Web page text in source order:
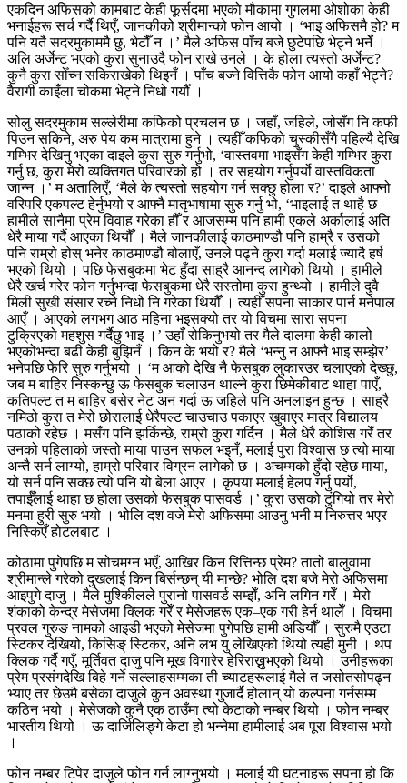
एकदिन अफिसको कामबाट केही फूर्सदमा भएको मौकामा गुगलमा ओशोका केही
भनाईहरू सर्च गर्दै थिएँ, जानकीको श्रीमान्को फोन आयो । ‘भाइ अफिसमै हो? म
पनि यतै सदरमुकाममै छु, भेटौँ न ।’ मैले अफिस पाँच बजे छुटेपछि भेट्ने भनेँ ।
अलि अर्जेन्ट भएको कुरा सुनाउदै फोन राखे उनले । के होला त्यस्तो अर्जेन्ट?
कुनै कुरा सोँच्न सकिराखेको थिइनँ । पाँच बज्ने वित्तिकै फोन आयो कहाँ भेट्ने?
वैरागी काइँला चोकमा भेट्ने निधो गर्यौँ ।
सोलु सदरमुकाम सल्लेरीमा कफिको प्रचलन छ । जहाँ, जहिले, जोसँग नि कफी
पिउन सकिने, अरु पेय कम मात्रामा हुने । त्यहीँ कफिको चुस्कीसँगै पहिल्यै देखि
गम्भिर देखिनु भएका दाइले कुरा सुरु गर्नुभो, ‘वास्तवमा भाइसँग केही गम्भिर कुरा
गर्नु छ, कुरा मेरो व्यक्तिगत परिवारको हो । तर सहयोग गर्नुपर्यो वास्तविकता
जान्न ।’ म अतालिएँ, ‘मैले के त्यस्तो सहयोग गर्न सक्छु होला र?’ दाइले आफ्नो
वरिपरि एकपल्ट हेर्नुभयो र आफ्नै मातृभाषामा सुरु गर्नु भो, ‘भाइलाई त थाहै छ
हामीले सानैमा प्रेम विवाह गरेका हौँ र आजसम्म पनि हामी एकले अर्कालाई अति
धेरै माया गर्दै आएका थियौँ । मैले जानकीलाई काठमाण्डौ पनि हाम्रै र उसको
पनि राम्रो होस् भनेर काठमाण्डौ बोलाएँ, उनले पढ्ने कुरा गर्दा मलाई ज्यादै हर्ष
भएको थियो । पछि फेसबुकमा भेट हुँदा साह्रै आनन्द लागेको थियो । हामीले
धेरै खर्च गरेर फोन गर्नुभन्दा फेसबुकमा धेरै सस्तोमा कुरा हुन्थ्यो । हामीले दुवै
मिली सुखी संसार रच्ने निधो नि गरेका थियौँ । त्यहीँ सपना साकार पार्न मनेपाल
आएँ । आएको लगभग आठ महिना भइसक्यो तर यो विचमा सारा सपना
टुक्रिएको महशुस गर्दैछु भाइ ।’ उहाँ रोकिनुभयो तर मैले दालमा केही कालो
भएकोभन्दा बढी केही बुझिनँ । किन के भयो र? मैले ‘भन्नु न आफ्नै भाइ सम्झेर’
भनेपछि फेरि सुरु गर्नुभयो । ‘म आको देखि नै फेसबुक लुकारउर चलाएको देख्छु,
जब म बाहिर निस्कन्छु ऊ फेसबुक चलाउन थाल्ने कुरा छिमेकीबाट थाहा पाएँ,
कतिपल्ट त म बाहिर बसेर नेट अन गर्दा ऊ जहिले पनि अनलाइन हुन्छ । साह्रै
नमिठो कुरा त मेरो छोरालाई धेरैपल्ट चाउचाउ पकाएर खुवाएर मात्र विद्यालय
पठाको रहेछ । मसँग पनि झर्किन्छे, राम्रो कुरा गर्दिन । मैले धेरै कोशिस गरेँ तर
उनको पहिलाको जस्तो माया पाउन सफल भइनँ, मलाई पुरा विश्वास छ त्यो माया
अन्तै सर्न लाग्यो, हाम्रो परिवार विग्रन लागेको छ । अचम्मको हुँदो रहेछ माया,
यो सर्न पनि सक्छ त्यो पनि यो बेला आएर । कृपया मलाई हेलप गर्नु पर्यो,
तपाईँलाई थाहा छ होला उसको फेसबुक पासवर्ड ।’ कुरा उसको टुंगियो तर मेरो
मनमा हुरी सुरु भयो । भोलि दश वजे मेरो अफिसमा आउनु भनी म निरुत्तर भएर
निस्किएँ होटलबाट ।
कोठामा पुगेपछि म सोचमग्न भएँ, आखिर किन रित्तिन्छ प्रेम? तातो बालुवामा
श्रीमान्ले गरेको दुखलाई किन बिर्सन्छन् यी मान्छे? भोलि दश बजे मेरो अफिसमा
आइपुगे दाजु । मैले मुश्किीलले पुरानो पासवर्ड सम्झेँ, अनि लगिन गरेँ । मेरो
शंकाको केन्द्र मेसेजमा क्लिक गरेँ र मेसेजहरू एक–एक गरी हेर्न थालेँ । विचमा
प्रवल गुरुङ नामको आइडी भएको मेसेजमा पुगेपछि हामी अडियौँ । सुरुमै एउटा
स्टिकर देखियो, किसिङ् स्टिकर, अनि लभ यु लेखिएको थियो त्यही मुनी । थप
क्लिक गर्दै गएँ, मूर्तिवत दाजु पनि मूख विगारेर हेरिराख्नुभएको थियो । उनीहरूका
प्रेम प्रसंगदेखि बिहे गर्ने सल्लाहसम्मका ती च्याटहरूलाई मैले त जसोतसोपढ्न
भ्याए तर छेउमै बसेका दाजुले कुन अवस्था गुजार्दै होलान् यो कल्पना गर्नसम्म
कठिन भयो । मेसेजको कुनै एक ठाउँमा त्यो केटाको नम्बर थियो । फोन नम्बर
भारतीय थियो । ऊ दार्जिलिङ्गे केटा हो भन्नेमा हामीलाई अब पूरा विश्वास भयो
।
फोन नम्बर टिपेर दाजुले फोन गर्न लाग्नुभयो । मलाई यी घटनाहरू सपना हो कि